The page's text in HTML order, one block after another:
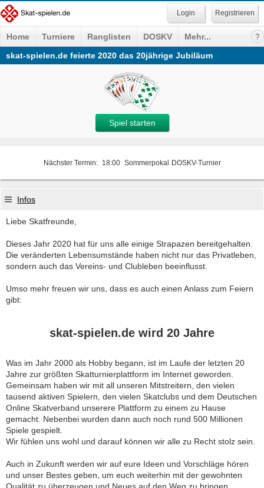
Registrieren
Home Turniere Ranglisten DOSKV
Mehr...
skat-spielen.de feierte 2020 das 20jährige Jubiläum
Spiel starten
Nächster Termin: 18:00 Sommerpokal DOSKV-Turnier
Infos
Liebe Skatfreunde,
Dieses Jahr 2020 hat für uns alle einige Strapazen bereitgehalten.
Die veränderten Lebensumstände haben nicht nur das Privatleben,
sondern auch das Vereins- und Clubleben beeinflusst.
Umso mehr freuen wir uns, dass es auch einen Anlass zum Feiern
gibt:
skat-spielen.de wird 20 Jahre
Was im Jahr 2000 als Hobby begann, ist im Laufe der letzten 20
Jahre zur größten Skatturnierplattform im Internet geworden.
Gemeinsam haben wir mit all unseren Mitstreitern, den vielen
tausend aktiven Spielern, den vielen Skatclubs und dem Deutschen
Online Skatverband unserere Plattform zu einem zu Hause
gemacht. Nebenbei wurden dann auch noch rund 500 Millionen
Spiele gespielt.
Wir fühlen uns wohl und darauf können wir alle zu Recht stolz sein.
Auch in Zukunft werden wir auf eure Ideen und Vorschläge hören
und unser Bestes geben, um euch weiterhin mit der gewohnten